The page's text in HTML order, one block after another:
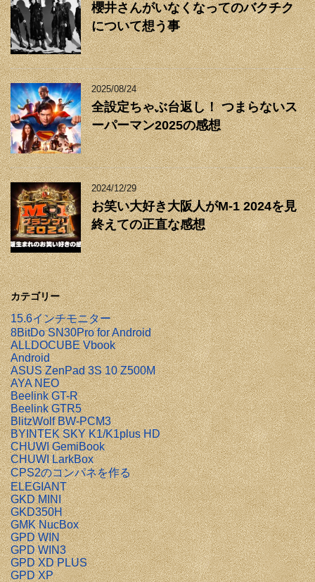
櫻井さんがいなくなってのバクチク
について想う事
2025/08/24
全設定ちゃぶ台返し！ つまらないス
ーパーマン2025の感想
2024/12/29
お笑い大好き大阪人がM-1 2024を見
終えての正直な感想
カテゴリー
15.6インチモニター
8BitDo SN30Pro for Android
ALLDOCUBE Vbook
Android
ASUS ZenPad 3S 10 Z500M
AYA NEO
Beelink GT-R
Beelink GTR5
BlitzWolf BW-PCM3
BYINTEK SKY K1/K1plus HD
CHUWI GemiBook
CHUWI LarkBox
CPS2のコンパネを作る
ELEGIANT
GKD MINI
GKD350H
GMK NucBox
GPD WIN
GPD WIN3
GPD XD PLUS
GPD XP